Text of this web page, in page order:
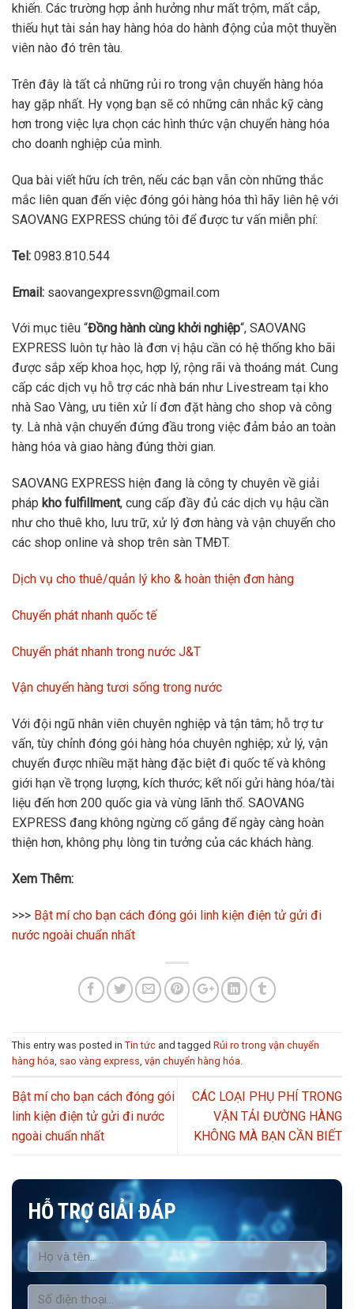
khiến. Các trường hợp ảnh hưởng như mất trộm, mất cắp,
thiếu hụt tài sản hay hàng hóa do hành động của một thuyền
viên nào đó trên tàu.
Trên đây là tất cả những rủi ro trong vận chuyển hàng hóa
hay gặp nhất. Hy vọng bạn sẽ có những cân nhắc kỹ càng
hơn trong việc lựa chọn các hình thức vận chuyển hàng hóa
cho doanh nghiệp của mình.
Qua bài viết hữu ích trên, nếu các bạn vẫn còn những thắc
mắc liên quan đến việc đóng gói hàng hóa thì hãy liên hệ với
SAOVANG EXPRESS chúng tôi để được tư vấn miễn phí:
Tel: 0983.810.544
Email: saovangexpressvn@gmail.com
Với mục tiêu “Đồng hành cùng khởi nghiệp“, SAOVANG
EXPRESS luôn tự hào là đơn vị hậu cần có hệ thống kho bãi
được sắp xếp khoa học, hợp lý, rộng rãi và thoáng mát. Cung
cấp các dịch vụ hỗ trợ các nhà bán như Livestream tại kho
nhà Sao Vàng, ưu tiên xử lí đơn đặt hàng cho shop và công
ty. Là nhà vận chuyển đứng đầu trong việc đảm bảo an toàn
hàng hóa và giao hàng đúng thời gian.
SAOVANG EXPRESS hiện đang là công ty chuyên về giải
pháp kho fulfillment, cung cấp đầy đủ các dịch vụ hậu cần
như cho thuê kho, lưu trữ, xử lý đơn hàng và vận chuyển cho
các shop online và shop trên sàn TMĐT.
Dịch vụ cho thuê/quản lý kho & hoàn thiện đơn hàng
Chuyển phát nhanh quốc tế
Chuyển phát nhanh trong nước J&T
Vận chuyển hàng tươi sống trong nước
Với đội ngũ nhân viên chuyên nghiệp và tận tâm; hỗ trợ tư
vấn, tùy chỉnh đóng gói hàng hóa chuyên nghiệp; xử lý, vận
chuyển được nhiều mặt hàng đặc biệt đi quốc tế và không
giới hạn về trọng lượng, kích thước; kết nối gửi hàng hóa/tài
liệu đến hơn 200 quốc gia và vùng lãnh thổ. SAOVANG
EXPRESS đang không ngừng cố gắng để ngày càng hoàn
thiện hơn, không phụ lòng tin tưởng của các khách hàng.
Xem Thêm:
>>> Bật mí cho bạn cách đóng gói linh kiện điện tử gửi đi
nước ngoài chuẩn nhất
This entry was posted in Tin tức and tagged Rủi ro trong vận chuyển
hàng hóa, sao vàng express, vận chuyển hàng hóa.
Bật mí cho bạn cách đóng gói
linh kiện điện tử gửi đi nước
ngoài chuẩn nhất
CÁC LOẠI PHỤ PHÍ TRONG
VẬN TẢI ĐƯỜNG HÀNG
KHÔNG MÀ BẠN CẦN BIẾT
HỖ TRỢ GIẢI ĐÁP